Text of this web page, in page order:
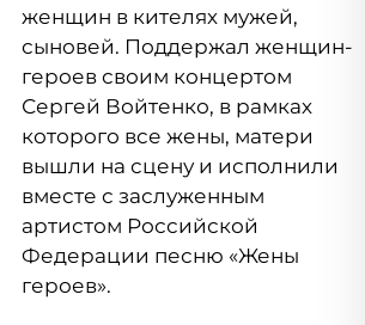
женщин в кителях мужей,
сыновей. Поддержал женщин-
героев своим концертом
Сергей Войтенко, в рамках
которого все жены, матери
вышли на сцену и исполнили
вместе с заслуженным
артистом Российской
Федерации песню «Жены
героев».